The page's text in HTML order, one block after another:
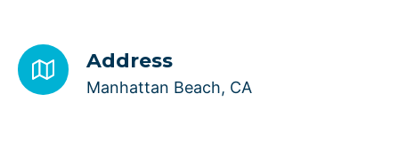
Address
Manhattan Beach, CA